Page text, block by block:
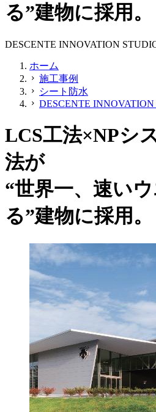
る”建物に採用。
DESCENTE INNOVATION
ホーム
chevron_right 施工事例
chevron_right シート防水
chevron_right DESCENTE
LCS工法×NPシ
法が
“世界一、速い
る”建物に採用。